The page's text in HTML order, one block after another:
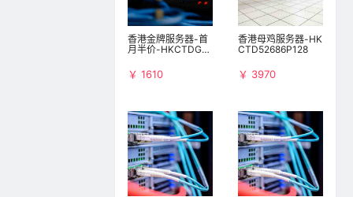
香港金牌服务器-首
月半价-HKCTDG61
￥ 1610
香港母鸡服务器-HK
CTD52686P128
￥ 3970